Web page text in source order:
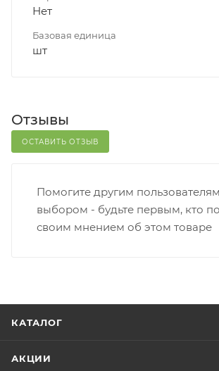
Нет
Базовая единица
шт
Отзывы
ОСТАВИТЬ ОТЗЫВ
Помогите другим
выбором - будьте первым, кто
своим мнением об этом товаре
КАТАЛОГ
АКЦИИ